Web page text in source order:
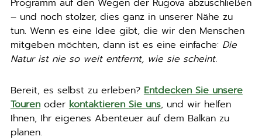
Programm auf den Wegen der Rugova abzuschließen
– und noch stolzer, dies ganz in unserer Nähe zu
tun. Wenn es eine Idee gibt, die wir den Menschen
mitgeben möchten, dann ist es eine einfache: Die
Natur ist nie so weit entfernt, wie sie scheint.
Bereit, es selbst zu erleben? Entdecken Sie unsere
Tourenoder kontaktieren Sie uns, und wir helfen
Ihnen, Ihr eigenes Abenteuer auf dem Balkan zu
planen.